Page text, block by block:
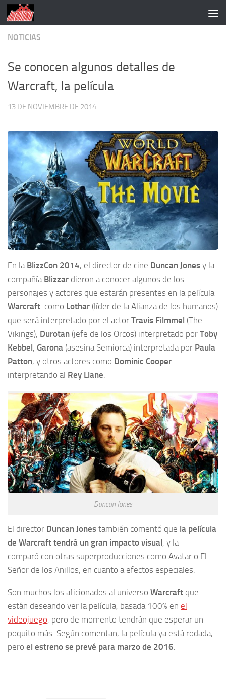
Saltar al contenido
NOTICIAS
Se conocen algunos detalles de
Warcraft, la película
13 DE NOVIEMBRE DE 2014
En la BlizzCon 2014, el director de cine Duncan Jones y la
compañía Blizzar dieron a conocer algunos de los
personajes y actores que estarán presentes en la película
Warcraft: como Lothar (líder de la Alianza de los humanos)
que será interpretado por el actor Travis Filmmel (The
Vikings), Durotan (jefe de los Orcos) interpretado por Toby
Kebbel, Garona (asesina Semiorca) interpretada por Paula
Patton, y otros actores como Dominic Cooper
interpretando al Rey Llane
Duncan Jones
El director Duncan Jones también comentó que la película
de Warcraft tendrá un gran impacto visual, y la
comparó con otras superproducciones como Avatar o El
Señor de los Anillos, en cuanto a efectos especiales.
Son muchos los aficionados al universo Warcraft que
están deseando ver la película, basada 100% en el
videojuego, pero de momento tendrán que esperar un
poquito más. Según comentan, la película ya está rodada,
pero el estreno se prevé para marzo de 2016.